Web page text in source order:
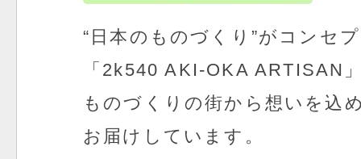
“日本のものづくり”がコンセ
「2k540 AKI-OKA ARTISAN
ものづくりの街から想いを込
お届けしています。